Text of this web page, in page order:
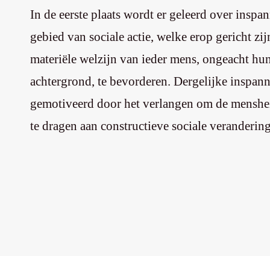
In de eerste plaats wordt er geleerd over
gebied van sociale actie, welke erop gericht
materiële welzijn van ieder mens, ongeacht
achtergrond, te bevorderen. Dergelijke
gemotiveerd door het verlangen om de
te dragen aan constructieve sociale